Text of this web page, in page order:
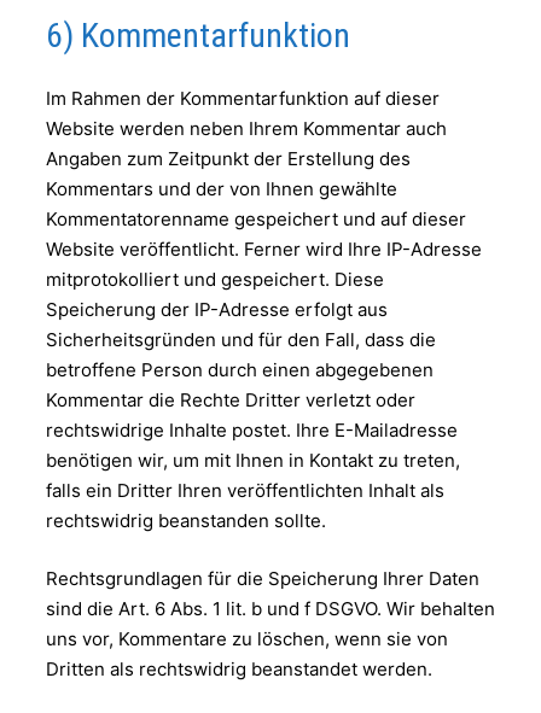
6) Kommentarfunktion
Im Rahmen der Kommentarfunktion auf dieser
Website werden neben Ihrem Kommentar auch
Angaben zum Zeitpunkt der Erstellung des
Kommentars und der von Ihnen gewählte
Kommentatorenname gespeichert und auf dieser
Website veröffentlicht. Ferner wird Ihre IP-Adresse
mitprotokolliert und gespeichert. Diese
Speicherung der IP-Adresse erfolgt aus
Sicherheitsgründen und für den Fall, dass die
betroffene Person durch einen abgegebenen
Kommentar die Rechte Dritter verletzt oder
rechtswidrige Inhalte postet. Ihre E-Mailadresse
benötigen wir, um mit Ihnen in Kontakt zu treten,
falls ein Dritter Ihren veröffentlichten Inhalt als
rechtswidrig beanstanden sollte.
Rechtsgrundlagen für die Speicherung Ihrer Daten
sind die Art. 6 Abs. 1 lit. b und f DSGVO. Wir behalten
uns vor, Kommentare zu löschen, wenn sie von
Dritten als rechtswidrig beanstandet werden.